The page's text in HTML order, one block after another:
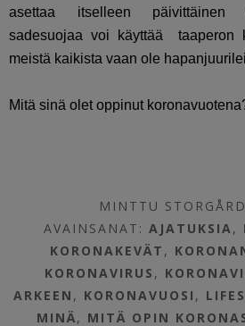
asettaa itselleen päivittäinen
sadesuojaa voi käyttää taaperon
meistä kaikista vaan ole
Mitä sinä olet oppinut
MINTTU
AVAINSANAT:AJATUKSIA,
KORONAKEVÄT ,
KORONAVIRUS ,
ARKEEN , KORONAVUOSI ,
MINÄ, MITÄ OPIN